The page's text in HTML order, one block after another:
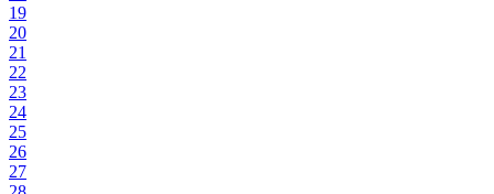
19
20
21
22
23
24
25
26
27